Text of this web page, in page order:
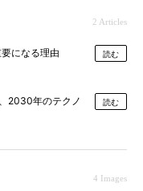
2 Articles
になる理由 読む
2030年のテクノ
読む
4 Images